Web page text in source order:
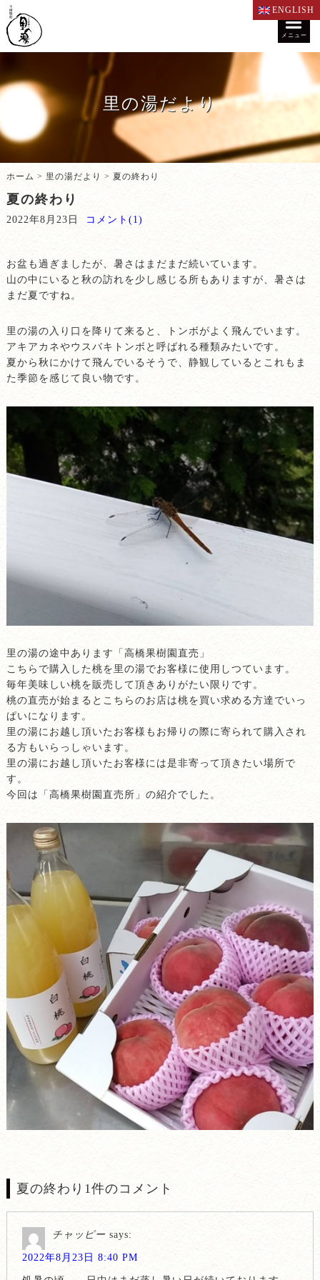
ENGLISH
メニュー
里の湯だより
ホーム > 里の湯だより > 夏の終わり
夏の終わり
2022年8月23日 コメント(1)
お盆も過ぎましたが、暑さはまだまだ続いています。
山の中にいると秋の訪れを少し感じる所もありますが、暑さは
まだ夏ですね。
里の湯の入り口を降りて来ると、トンボがよく飛んでいます。
アキアカネやウスバキトンボと呼ばれる種類みたいです。
夏から秋にかけて飛んでいるそうで、静観しているとこれもま
た季節を感じて良い物です。
里の湯の途中あります「高橋果樹園直売」
こちらで購入した桃を里の湯でお客様に使用しつています。
毎年美味しい桃を販売して頂きありがたい限りです。
桃の直売が始まるとこちらのお店は桃を買い求める方達でいっ
ぱいになります。
里の湯にお越し頂いたお客様もお帰りの際に寄られて購入され
る方もいらっしゃいます。
里の湯にお越し頂いたお客様には是非寄って頂きたい場所で
す。
今回は「高橋果樹園直売所」の紹介でした。
夏の終わり1件のコメント
チャッピー says:
2022年8月23日 8:40 PM